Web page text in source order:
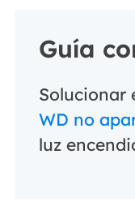
Guía
Solucionar
WD no
luz